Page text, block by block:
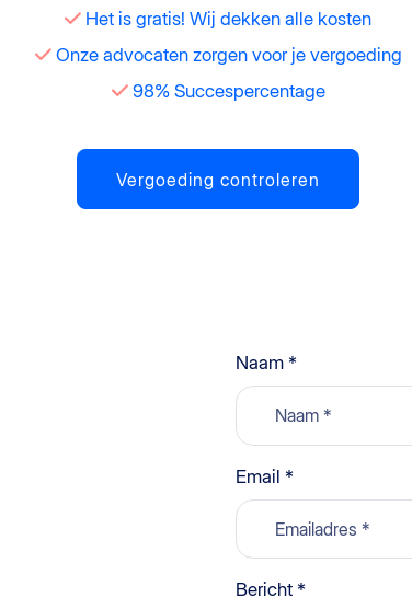
Het is gratis! Wij dekken alle kosten
Onze advocaten zorgen voor je vergoeding
98% Succespercentage
Vergoeding controleren
Naam *
Email *
Bericht *